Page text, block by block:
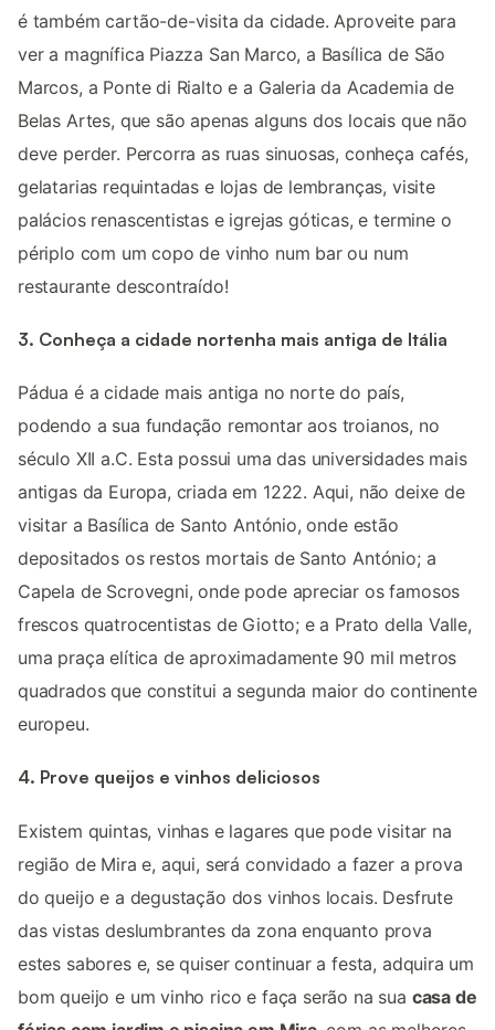
é também cartão-de-visita da cidade. Aproveite para
ver a magnífica Piazza San Marco, a Basílica de São
Marcos, a Ponte di Rialto e a Galeria da Academia de
Belas Artes, que são apenas alguns dos locais que não
deve perder. Percorra as ruas sinuosas, conheça cafés,
gelatarias requintadas e lojas de lembranças, visite
palácios renascentistas e igrejas góticas, e termine o
périplo com um copo de vinho num bar ou num
restaurante descontraído!
3. Conheça a cidade nortenha mais antiga de Itália
Pádua é a cidade mais antiga no norte do país,
podendo a sua fundação remontar aos troianos, no
século XII a.C. Esta possui uma das universidades mais
antigas da Europa, criada em 1222. Aqui, não deixe de
visitar a Basílica de Santo António, onde estão
depositados os restos mortais de Santo António; a
Capela de Scrovegni, onde pode apreciar os famosos
frescos quatrocentistas de Giotto; e a Prato della Valle,
uma praça elítica de aproximadamente 90 mil metros
quadrados que constitui a segunda maior do continente
europeu.
4. Prove queijos e vinhos deliciosos
Existem quintas, vinhas e lagares que pode visitar na
região de Mira e, aqui, será convidado a fazer a prova
do queijo e a degustação dos vinhos locais. Desfrute
das vistas deslumbrantes da zona enquanto prova
estes sabores e, se quiser continuar a festa, adquira um
bom queijo e um vinho rico e faça serão na sua casa de